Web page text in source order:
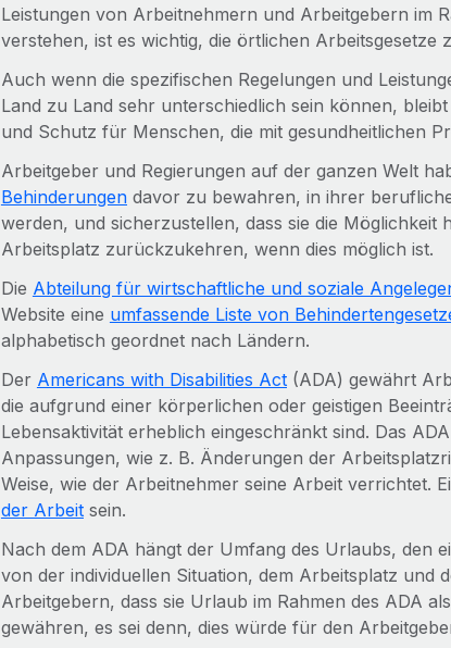
Leistungen von Arbeitnehmern und Arbeitgebern im
verstehen, ist es wichtig, die örtlichen Arbeitsgesetze
Auch wenn die spezifischen Regelungen und
Land zu Land sehr unterschiedlich sein können,
und Schutz für Menschen, die mit gesundheitlichen
Arbeitgeber und Regierungen auf der ganzen Welt
Behinderungendavor zu bewahren, in ihrer
werden, und sicherzustellen, dass sie die
Arbeitsplatz zurückzukehren, wenn dies möglich ist.
Die Abteilung für wirtschaftliche und soziale
Website eine umfassende Liste von
alphabetisch geordnet nach Ländern.
Der Americans with Disabilities Act(ADA) gewährt
die aufgrund einer körperlichen oder geistigen
Lebensaktivität erheblich eingeschränkt sind. Das
Anpassungen, wie z. B. Änderungen der
Weise, wie der Arbeitnehmer seine Arbeit verrichtet.
der Arbeitsein.
Nach dem ADA hängt der Umfang des Urlaubs, den
von der individuellen Situation, dem Arbeitsplatz und
Arbeitgebern, dass sie Urlaub im Rahmen des ADA
gewähren, es sei denn, dies würde für den